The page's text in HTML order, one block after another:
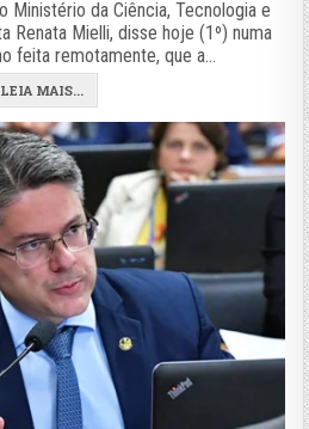
Ministério da Ciência, Tecnologia e
Renata Mielli, disse hoje (1º) numa
feita remotamente, que a…
LEIA MAIS...